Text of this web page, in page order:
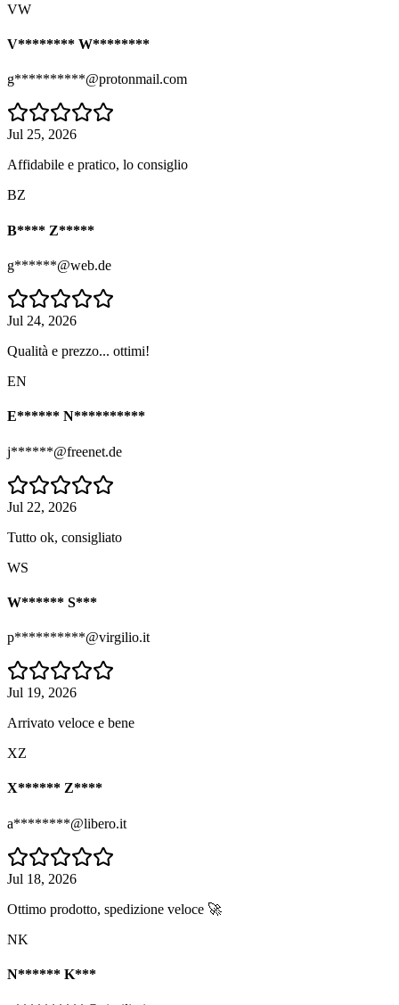
VW
V******** W********
g**********@protonmail.com
Jul 25, 2026
Affidabile e pratico, lo consiglio
BZ
B**** Z*****
g******@web.de
Jul 24, 2026
Qualità e prezzo... ottimi!
EN
E****** N**********
j******@freenet.de
Jul 22, 2026
Tutto ok, consigliato
WS
W****** S***
p**********@virgilio.it
Jul 19, 2026
Arrivato veloce e bene
XZ
X****** Z****
a********@libero.it
Jul 18, 2026
Ottimo prodotto, spedizione veloce 🚀
NK
N****** K***